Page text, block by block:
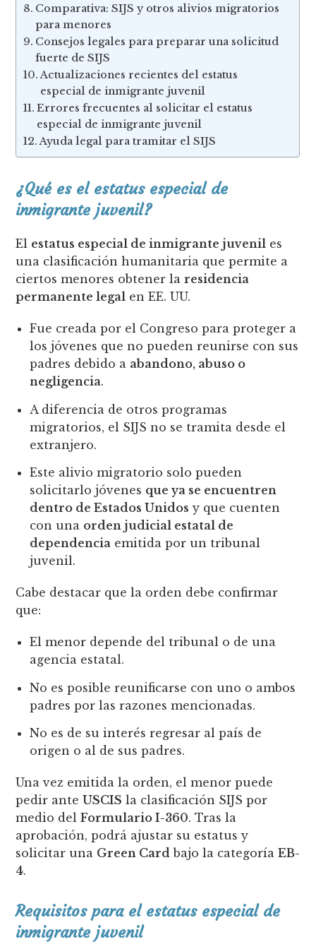
Comparativa: SIJS y otros alivios migratorios
para menores
Consejos legales para preparar una solicitud
fuerte de SIJS
Actualizaciones recientes del estatus
especial de inmigrante juvenil
Errores frecuentes al solicitar el estatus
especial de inmigrante juvenil
Ayuda legal para tramitar el SIJS
¿Qué es el estatus especial de
inmigrante juvenil?
El estatus especial de inmigrante juvenil es
una clasificación humanitaria que permite a
ciertos menores obtener laresidencia
permanente legal en EE. UU.
Fue creada por el Congreso para proteger a
los jóvenes que no pueden reunirse con sus
padres debido a abandono, abuso o
negligencia.
A diferencia de otros programas
migratorios, el SIJS no se tramita desde el
extranjero.
Este alivio migratorio solo pueden
solicitarlo jóvenes que ya se encuentren
dentro de Estados Unidos y que cuenten
con una orden judicial estatal de
dependencia emitida por un tribunal
juvenil.
Cabe destacar que la orden debe confirmar
que:
El menor depende del tribunal o de una
agencia estatal.
No es posible reunificarse con uno o ambos
padres por las razones mencionadas.
No es de su interés regresar al país de
origen o al de sus padres.
Una vez emitida la orden, el menor puede
pedir anteUSCIS la clasificación SIJS por
medio delFormulario I-360. Tras la
aprobación, podrá ajustar su estatus y
solicitar una Green Card bajo la categoríaEB-
4.
Requisitos para el estatus especial de
inmigrante juvenil